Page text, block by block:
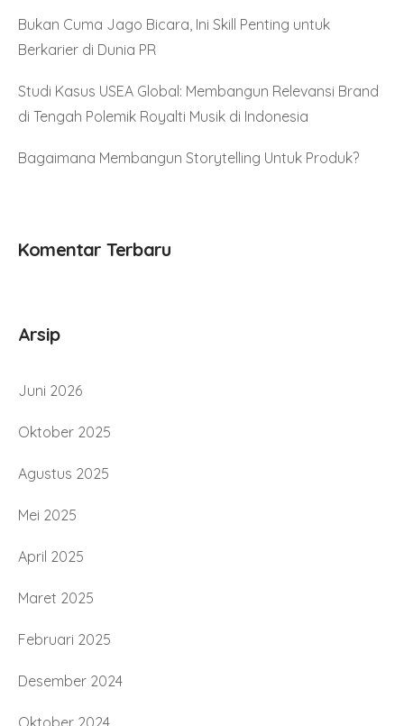
Bukan Cuma Jago Bicara, Ini Skill Penting untuk
Berkarier di Dunia PR
Studi Kasus USEA Global: Membangun Relevansi Brand
di Tengah Polemik Royalti Musik di Indonesia
Bagaimana Membangun Storytelling Untuk Produk?
Komentar Terbaru
Arsip
Juni 2026
Oktober 2025
Agustus 2025
Mei 2025
April 2025
Maret 2025
Februari 2025
Desember 2024